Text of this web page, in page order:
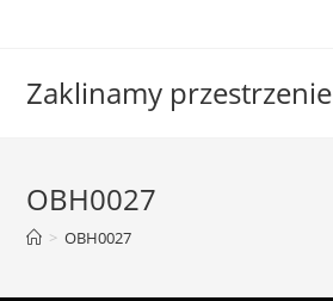
Zaklinamy przestrzenie
OBH0027
> OBH0027